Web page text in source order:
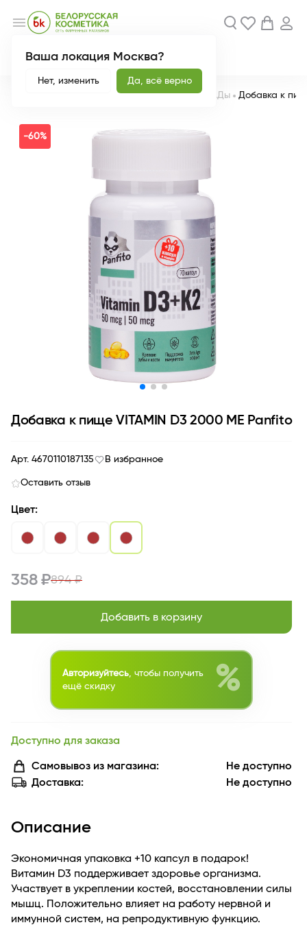
Ваша локация Москва?
Нет, изменить Да, всё верно
menu
Новинки Акции
Еда и напитки БАДы БАДы Добавка к
-60%
Добавка к пище VITAMIN D3 2000 МЕ Panfito
Арт. 4670110187135 В избранное
Оставить отзыв
Цвет:
358 ₽894 ₽
Добавить в корзину
Авторизуйтесь , чтобы получить
ещё скидку
%
Доступно для заказа
Самовывоз из магазина:
Не доступно
Доставка:
Не доступно
Описание
Экономичная упаковка +10 капсул в подарок!
Витамин D3 поддерживает здоровье организма.
Участвует в укреплении костей, восстановлении силы
мышц. Положительно влияет на работу нервной и
иммунной систем, на репродуктивную функцию.